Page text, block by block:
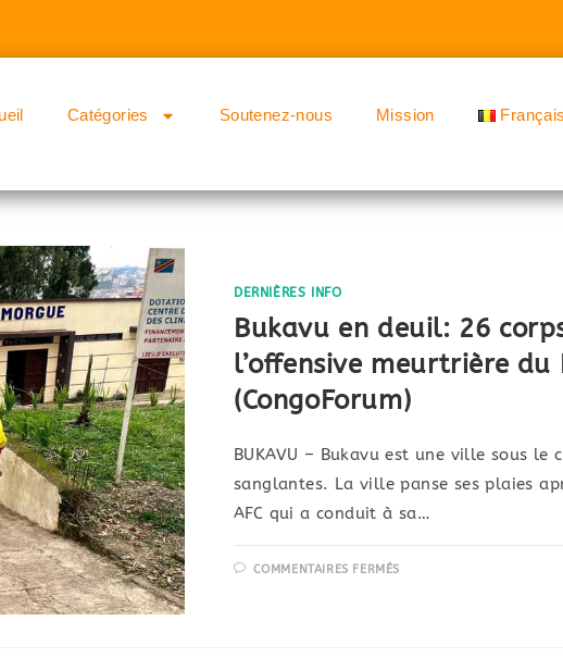
Catégories Soutenez-nous Mission Français
DERNIÈRES INFO
Bukavu en deuil: 26
l’offensive meurtrière du
(CongoForum)
BUKAVU – Bukavu est une ville sous le
sanglantes. La ville panse ses plaies
AFC qui a conduit à sa…
COMMENTAIRES FERMÉS